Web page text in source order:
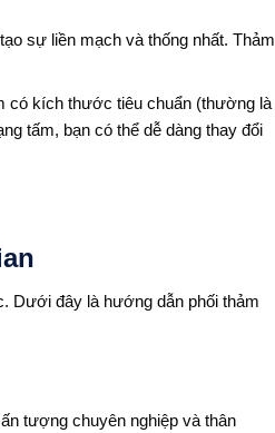
sự liền mạch và thống nhất. Thảm
có kích thước tiêu chuẩn (thường là
tấm, bạn có thể dễ dàng thay đổi
Dưới đây là hướng dẫn phối thảm
tượng chuyên nghiệp và thân